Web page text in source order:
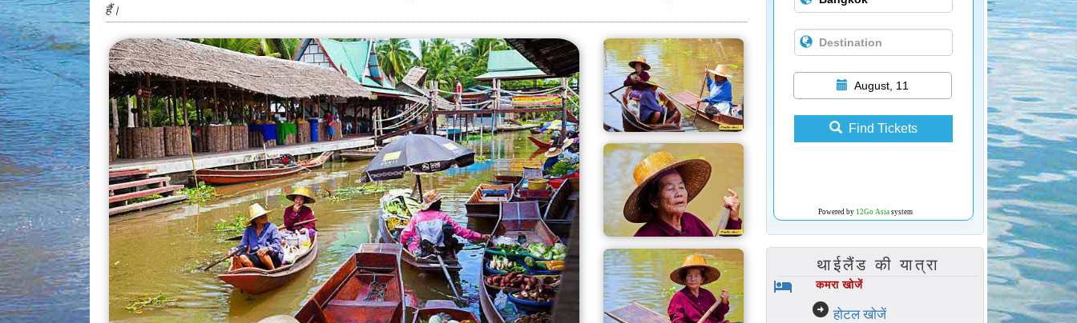
हैं।
August, 11
Find Tickets
Powered by 12Go Asiasystem
थाईलैंड की यात्रा
hotel कमरा खोजें
arrow_circle_right होटल खोजें